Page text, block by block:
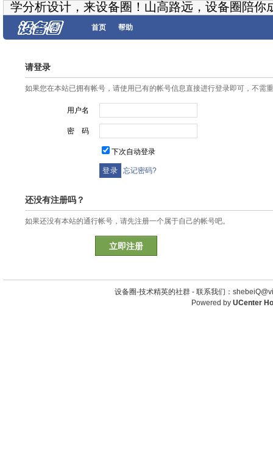
学分析设计，来设备圈！山高路远，设备圈陪你
首页 帮助
请登录
如果您在本站已拥有帐号，请使用已有的帐号信息直接进行登录即可，不需
用户名
密 码
下次自动登录
忘记密码?
还没有注册吗？
如果还没有本站的通行帐号，请先注册一个属于自己的帐号吧。
立即注册
设备圈-技术精英的社群 - 联系我们：
Powered by UCenter